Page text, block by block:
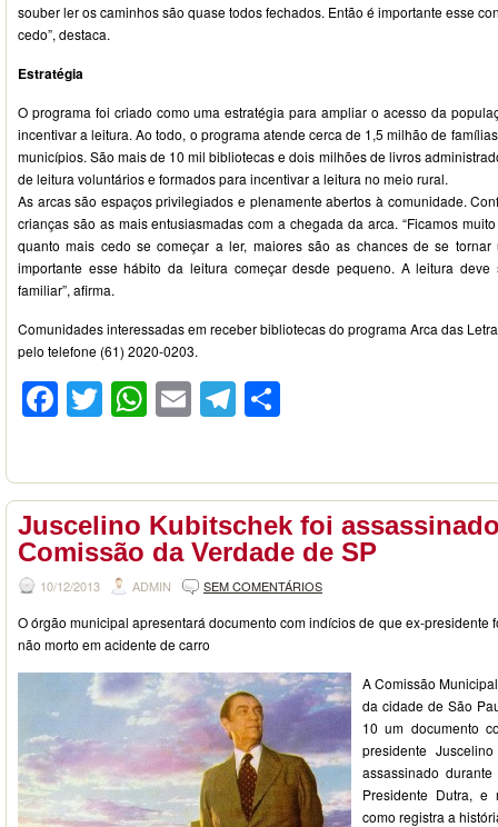
souber ler os caminhos são quase todos fechados. Então é importante esse
cedo”, destaca.
Estratégia
O programa foi criado como uma estratégia para ampliar o acesso da
incentivar a leitura. Ao todo, o programa atende cerca de 1,5 milhão de
municípios. São mais de 10 mil bibliotecas e dois milhões de livros
de leitura voluntários e formados para incentivar a leitura no meio rural.
As arcas são espaços privilegiados e plenamente abertos à comunidade.
crianças são as mais entusiasmadas com a chegada da arca. “Ficamos
quanto mais cedo se começar a ler, maiores são as chances de se
importante esse hábito da leitura começar desde pequeno. A leitura deve
familiar”, afirma.
Comunidades interessadas em receber bibliotecas do programa Arca das
pelo telefone (61) 2020-0203.
Facebook
Twitter
WhatsApp
EmailTelegram
Juscelino Kubitschek foi
Comissão da Verdade de SP
10/12/2013 ADMIN SEM COMENTÁRIOS
O órgão municipal apresentará documento com indícios de que ex-presidente
não morto em acidente de carro
A Comissão
da cidade de São
10 um documento
presidente
assassinado
Presidente Dutra, e
como registra a